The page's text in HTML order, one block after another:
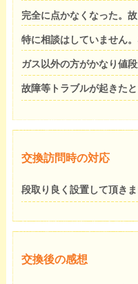
完全に点かなくなった。
特に相談はしていません
ガス以外の方がかなり値
故障等トラブルが起きた
交換訪問時の対応
段取り良く設置して頂き
交換後の感想